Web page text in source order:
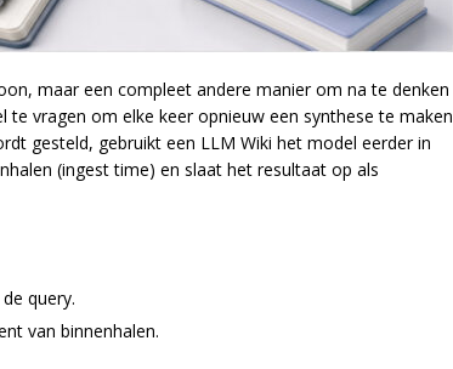
maar een compleet andere manier om na te denken
vragen om elke keer opnieuw een synthese te maken
gesteld, gebruikt een LLM Wiki het model eerder in
(ingest time) en slaat het resultaat op als
query.
van binnenhalen.